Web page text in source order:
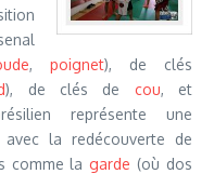
, poignet), de clés
), de clés de cou, et
représente une
la redécouverte de
comme lagarde (où dos